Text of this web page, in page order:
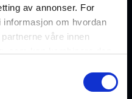
av annonser. For
om hvordan
våre innen
din bruk av
hvilke opplysninger vi
→